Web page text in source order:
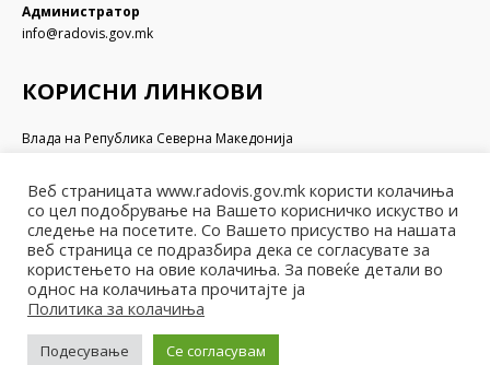
Администратор
info@radovis.gov.mk
КОРИСНИ ЛИНКОВИ
Влада на Република Северна Македонија
Министерство за финансии
Министерство за транспорт и врски
Министерство за локална самоуправа
Министерство за информатичко општество и администрација
Министерство за образование и наука
© Општина Радовиш - 2022. Сите права се задржани
Веб страницата www.radovis.gov.mk користи колачиња
со цел подобрување на Вашето корисничко искуство и
следење на посетите. Со Вашето присуство на нашата
веб страница се подразбира дека се согласувате за
користењето на овие колачиња. За повеќе детали во
однос на колачињата прочитајте ја
Политика за колачиња
Подесување Се согласувам